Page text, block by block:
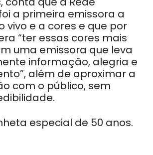
a primeira emissora a
vivo e a cores e que por
“ter essas cores mais
uma emissora que leva
informação, alegria e
além de aproximar a
com o público, sem
especial de 50 anos.